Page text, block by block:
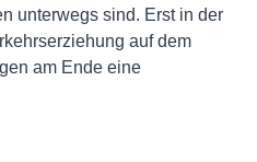
unterwegs sind. Erst in der
auf dem
am Ende eine